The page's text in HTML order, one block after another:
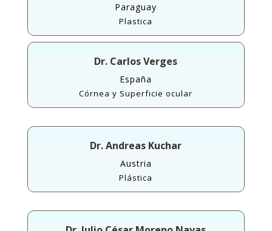
Paraguay
Plastica
Dr. Carlos Verges
España
Córnea y Superficie ocular
Dr. Andreas Kuchar
Austria
Plástica